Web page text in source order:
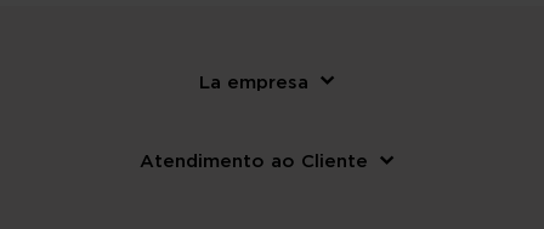
La empresa
Atendimento ao Cliente